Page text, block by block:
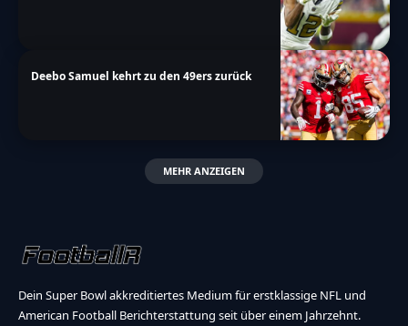
Deebo Samuel kehrt zu den 49ers zurück
MEHR ANZEIGEN
Dein Super Bowl akkreditiertes Medium für erstklassige NFL und
American Football Berichterstattung seit über einem Jahrzehnt.